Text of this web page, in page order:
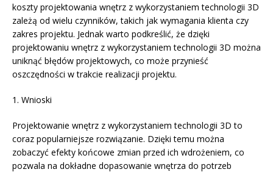
koszty projektowania wnętrz z wykorzystaniem technologii 3D
zależą od wielu czynników, takich jak wymagania klienta czy
zakres projektu. Jednak warto podkreślić, że dzięki
projektowaniu wnętrz z wykorzystaniem technologii 3D można
uniknąć błędów projektowych, co może przynieść
oszczędności w trakcie realizacji projektu.
1. Wnioski
Projektowanie wnętrz z wykorzystaniem technologii 3D to
coraz popularniejsze rozwiązanie. Dzięki temu można
zobaczyć efekty końcowe zmian przed ich wdrożeniem, co
pozwala na dokładne dopasowanie wnętrza do potrzeb